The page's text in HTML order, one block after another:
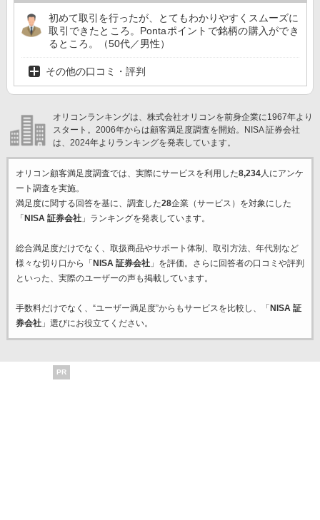
初めて取引を行ったが、とてもわかりやすくスムーズに
取引できたところ。Pontaポイントで銘柄の購入ができ
るところ。（50代／男性）
その他の口コミ・評判
オリコンランキングは、株式会社オリコンを前身企業に1967年より
スタート。2006年からは顧客満足度調査を開始。NISA 証券会社
は、2024年よりランキングを発表しています。
オリコン顧客満足度調査では、実際にサービスを利用した8,234人にアンケ
ート調査を実施。
満足度に関する回答を基に、調査した28企業（サービス）を対象にした
「NISA 証券会社」ランキングを発表しています。
総合満足度だけでなく、取扱商品やサポート体制、取引方法、年代別など
様々な切り口から「NISA 証券会社」を評価。さらに回答者の口コミや評判
といった、実際のユーザーの声も掲載しています。
手数料だけでなく、“ユーザー満足度”からもサービスを比較し、「NISA 証
券会社」選びにお役立てください。
PR